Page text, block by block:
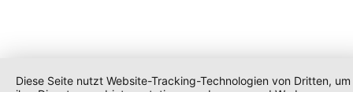
Diese Seite nutzt Website-Tracking-Technologien von Dritten, um